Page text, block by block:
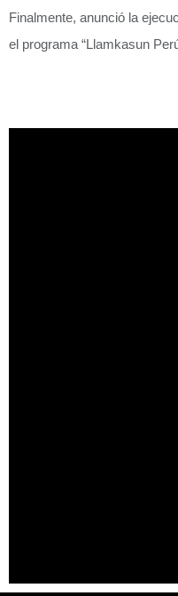
Finalmente, anunció la
el programa “Llamkasun